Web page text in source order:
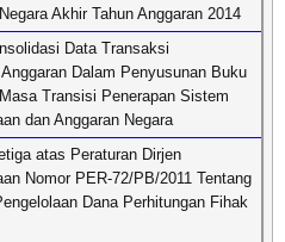
Akhir Tahun Anggaran 2014
Data Transaksi
Dalam Penyusunan Buku
Transisi Penerapan Sistem
dan Anggaran Negara
atas Peraturan Dirjen
Nomor PER-72/PB/2011 Tentang
Dana Perhitungan Fihak